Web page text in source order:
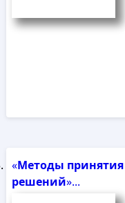
«Методы принятия
решений»...